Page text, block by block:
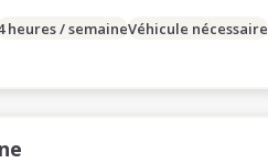
heures / semaineVéhicule nécessaire